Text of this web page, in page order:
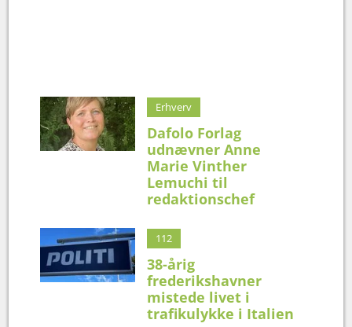
Erhverv
Dafolo Forlag
udnævner Anne
Marie Vinther
Lemuchi til
redaktionschef
112
38-årig
frederikshavner
mistede livet i
trafikulykke i Italien